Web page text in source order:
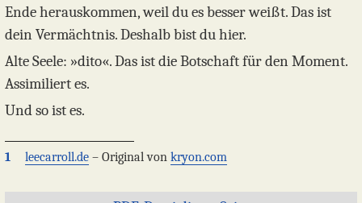
Ende herauskommen, weil du es besser weißt. Das ist
dein Vermächtnis. Deshalb bist du hier.
Alte Seele: »dito«. Das ist die Botschaft für den Moment.
Assimiliert es.
Und so ist es.
1 leecarroll.de – Original von kryon.com